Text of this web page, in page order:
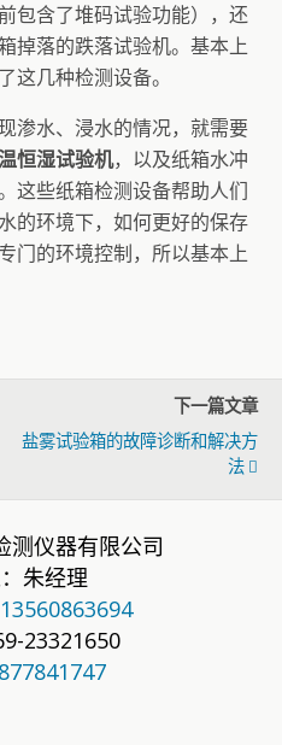
包含了堆码试验功能），还
掉落的跌落试验机。基本上
这几种检测设备。
渗水、浸水的情况，就需要
恒湿试验机，以及纸箱水冲
这些纸箱检测设备帮助人们
的环境下，如何更好的保存
门的环境控制，所以基本上
下一篇文章
盐雾试验箱的故障诊断和解决方
法
测仪器有限公司
朱经理
13560863694
23321650